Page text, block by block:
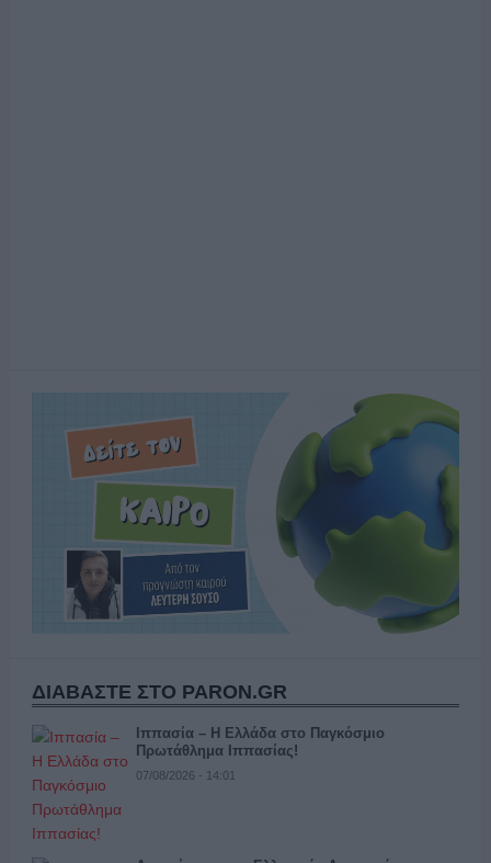
ΔΙΑΒΑΣΤΕ ΣΤΟ PARON.GR
Ιππασία – Η Ελλάδα στο Παγκόσμιο
Πρωτάθλημα Ιππασίας!
07/08/2026 - 14:01